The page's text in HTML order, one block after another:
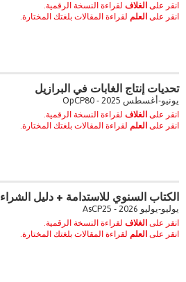
انقر على الغلاف لقراءة النسخة الرقمية.
انقر على العلم لقراءة المقالات بلغتك المختارة.
تحديات إنتاج الغابات في البرازيل
يونيو-أغسطس 2025 - OpCP80
انقر على الغلاف لقراءة النسخة الرقمية.
انقر على العلم لقراءة المقالات بلغتك المختارة.
الكتاب السنوي للاستدامة + دليل الشراء 2025
يوليو-يوليو 2026 - AsCP25
انقر على الغلاف لقراءة النسخة الرقمية.
انقر على العلم لقراءة المقالات بلغتك المختارة.